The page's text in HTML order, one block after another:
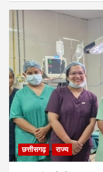
छत्तीसगढ़ राज्य